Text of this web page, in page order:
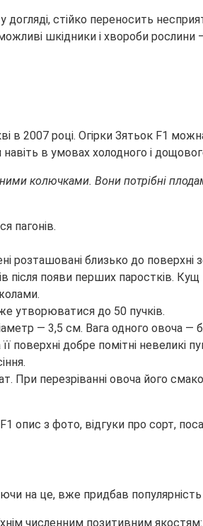
догляді, стійко переносить
шкідники і хвороби рослини
в 2007 році. Огірки Зятьок F1
в умовах холодного і
колючками. Вони потрібні
пагонів.
розташовані близько до поверхні
після появи перших паростків.
утворюватися до 50 пучків.
— 3,5 см. Вага одного овоча —
добре помітні невеликі
перезріванні овоча його
на це, вже придбав популярність у
численним позитивним якостям: